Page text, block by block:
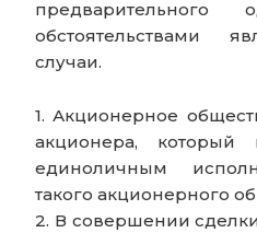
предварительного
обстоятельствами
случаи.
1. Акционерное
акционера, который
единоличным
такого акционерного
2. В совершении